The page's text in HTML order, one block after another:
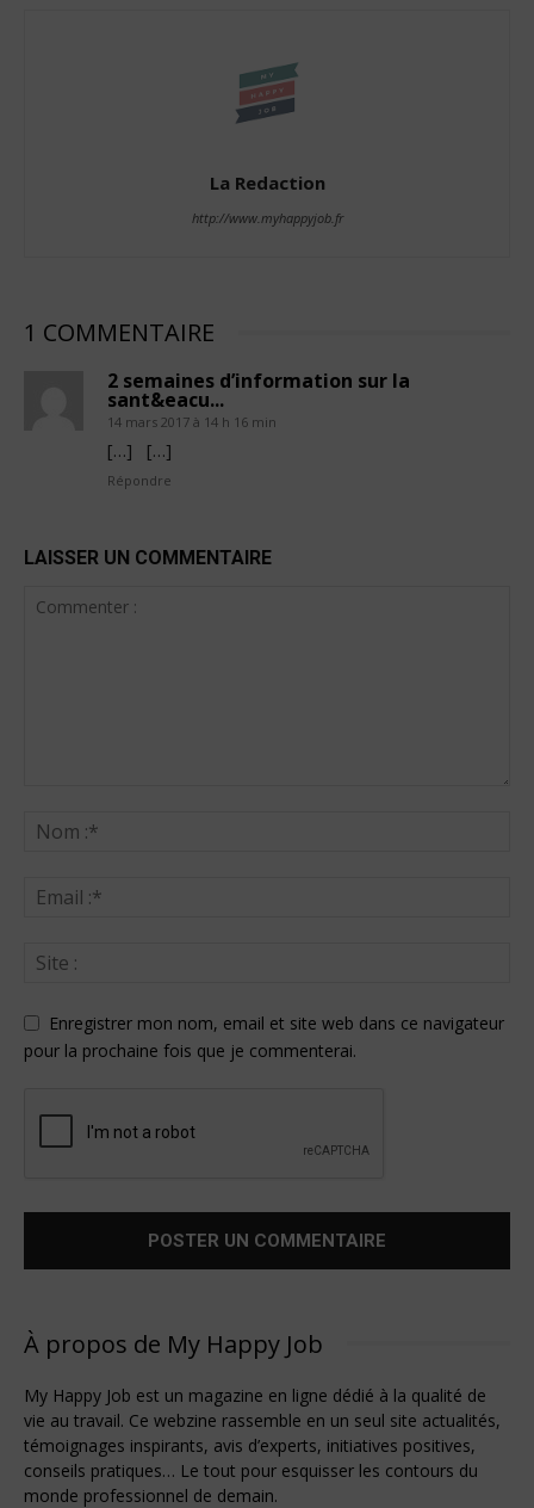
La Redaction
http://www.myhappyjob.fr
1 COMMENTAIRE
2 semaines d’information sur la
sant&eacu...
14 mars 2017 à 14 h 16 min
[…] […]
Répondre
LAISSER UN COMMENTAIRE
Enregistrer mon nom, email et site web dans ce navigateur
pour la prochaine fois que je commenterai.
À propos de My Happy Job
My Happy Job est un magazine en ligne dédié à la qualité de
vie au travail. Ce webzine rassemble en un seul site actualités,
témoignages inspirants, avis d’experts, initiatives positives,
conseils pratiques… Le tout pour esquisser les contours du
monde professionnel de demain.